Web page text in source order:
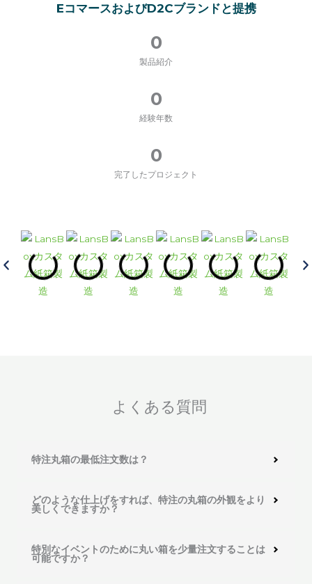
EコマースおよびD2Cブランドと提携
製品紹介
0
経験年数
0
完了したプロジェクト
0
よくある質問
特注丸箱の最低注文数は？
どのような仕上げをすれば、特注の丸箱の外観をより
美しくできますか？
特別なイベントのために丸い箱を少量注文することは
可能ですか？